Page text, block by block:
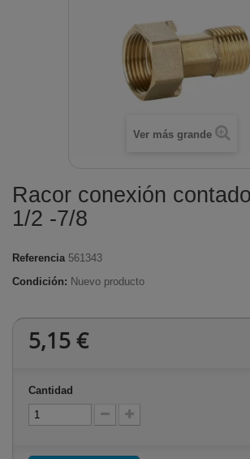
Ver más grande
Racor conexión
1/2 -7/8
Referencia 561343
Condición: Nuevo producto
5,15 €
Cantidad